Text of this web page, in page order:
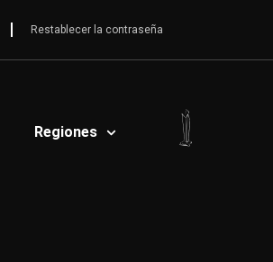
Restablecer la contraseña
Regiones